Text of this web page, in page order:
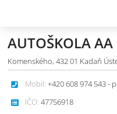
AUTOŠKOLA AA
Komenského, 432 01 Kadaň
Mobil: +420 608 974 543 -
IČO: 47756918